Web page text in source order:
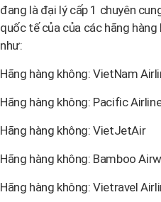
đang là đại lý cấp 1 chuyên
quốc tế của của các hãng
như:
Hãng hàng không: VietNam
Hãng hàng không: Pacific
Hãng hàng không: VietJetAir
Hãng hàng không: Bamboo
Hãng hàng không: Vietravel